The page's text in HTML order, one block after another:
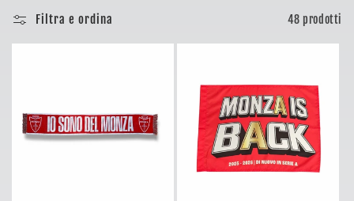
z
i
n
Filtra e ordina 48 prodotti